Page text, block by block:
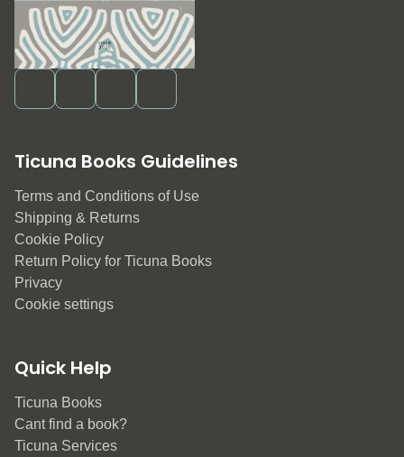
Ticuna Books Guidelines
Terms and Conditions of Use
Shipping & Returns
Cookie Policy
Return Policy for Ticuna Books
Privacy
Cookie settings
Quick Help
Ticuna Books
Cant find a book?
Ticuna Services